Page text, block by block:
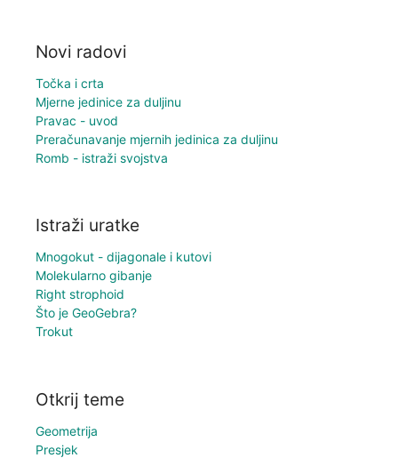
Novi radovi
Točka i crta
Mjerne jedinice za duljinu
Pravac - uvod
Preračunavanje mjernih jedinica za duljinu
Romb - istraži svojstva
Istraži uratke
Mnogokut - dijagonale i kutovi
Molekularno gibanje
Right strophoid
Što je GeoGebra?
Trokut
Otkrij teme
Geometrija
Presjek